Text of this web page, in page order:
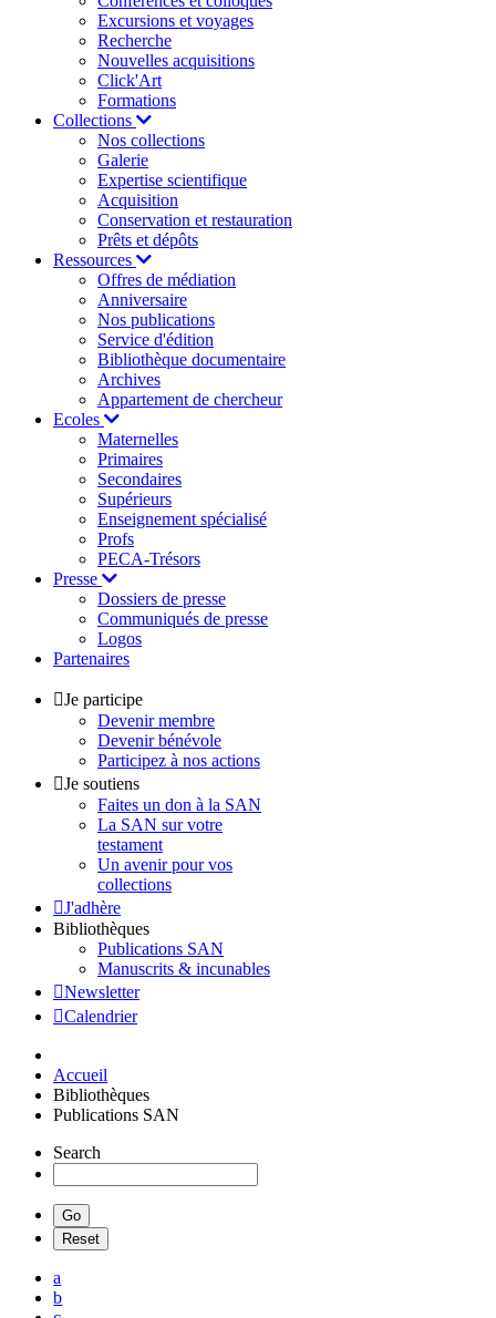
Excursions et voyages
Recherche
Nouvelles acquisitions
Click'Art
Formations
Collections
Nos collections
Galerie
Expertise scientifique
Acquisition
Conservation et restauration
Prêts et dépôts
Ressources
Offres de médiation
Anniversaire
Nos publications
Service d'édition
Bibliothèque documentaire
Archives
Appartement de chercheur
Ecoles
Maternelles
Primaires
Secondaires
Supérieurs
Enseignement spécialisé
Profs
PECA-Trésors
Presse
Dossiers de presse
Communiqués de presse
Logos
Partenaires
Je participe
Devenir membre
Devenir bénévole
Participez à nos actions
Je soutiens
Faites un don à la SAN
La SAN sur votre
testament
Un avenir pour vos
collections
J'adhère
Bibliothèques
Publications SAN
Manuscrits & incunables
Newsletter
Calendrier
Accueil
Bibliothèques
Publications SAN
Search
a
b